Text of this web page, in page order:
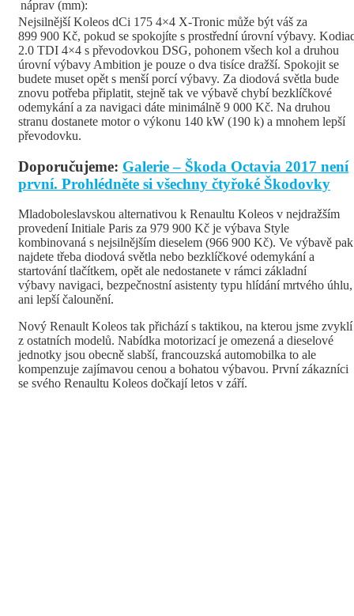
náprav (mm):
Nejsilnější Koleos dCi 175 4×4 X-Tronic může být váš za
899 900 Kč, pokud se spokojíte s prostřední úrovní výbavy.
2.0 TDI 4×4 s převodovkou DSG, pohonem všech kol a druhou
úrovní výbavy Ambition je pouze o dva tisíce dražší. Spokojit se
budete muset opět s menší porcí výbavy. Za diodová světla bude
znovu potřeba připlatit, stejně tak ve výbavě chybí bezklíčkové
odemykání a za navigaci dáte minimálně 9 000 Kč. Na druhou
stranu dostanete motor o výkonu 140 kW (190 k) a mnohem lepší
převodovku.
Doporučujeme: Galerie – Škoda Octavia 2017 není
první. Prohlédněte si všechny čtyřoké Škodovky
Mladoboleslavskou alternativou k Renaultu Koleos v nejdražším
provedení Initiale Paris za 979 900 Kč je výbava Style
kombinovaná s nejsilnějším dieselem (966 900 Kč). Ve výbavě pak
najdete třeba diodová světla nebo bezklíčkové odemykání a
startování tlačítkem, opět ale nedostanete v rámci základní
výbavy navigaci, bezpečnostní asistenty typu hlídání mrtvého úhlu,
ani lepší čalounění.
Nový Renault Koleos tak přichází s taktikou, na kterou jsme zvyklí
z ostatních modelů. Nabídka motorizací je omezená a dieselové
jednotky jsou obecně slabší, francouzská automobilka to ale
kompenzuje zajímavou cenou a bohatou výbavou. První zákazníci
se svého Renaultu Koleos dočkají letos v září.